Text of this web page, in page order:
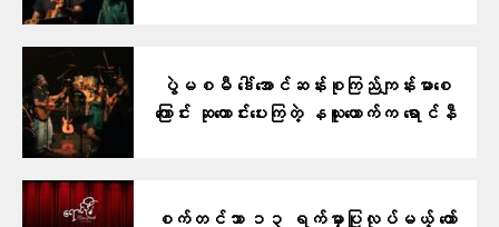
ပွဲမစမီ ဒေါ်အောင်ဆန်းစုကြည်ကျန်းမာစေ
ကြောင်း ဆုတောင်းပေးကြတဲ့ နယူးယောက်က ရောင်နီ